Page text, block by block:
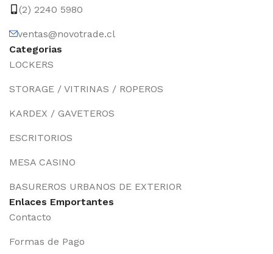
(2) 2240 5980
ventas@novotrade.cl
Categorias
LOCKERS
STORAGE / VITRINAS / ROPEROS
KARDEX / GAVETEROS
ESCRITORIOS
MESA CASINO
BASUREROS URBANOS DE EXTERIOR
Enlaces Emportantes
Contacto
Formas de Pago